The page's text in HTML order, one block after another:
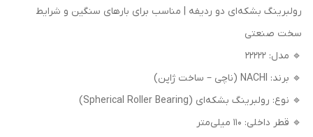
رولبرینگ بشکه‌ای دو ردیفه | مناسب برای بارهای سنگین و شرایط
سخت صنعتی
🔹 مدل: 22222
🔹 برند: NACHI (ناچی – ساخت ژاپن)
🔹 نوع: رولبرینگ بشکه‌ای (Spherical Roller Bearing)
🔹 قطر داخلی: 110 میلی‌متر